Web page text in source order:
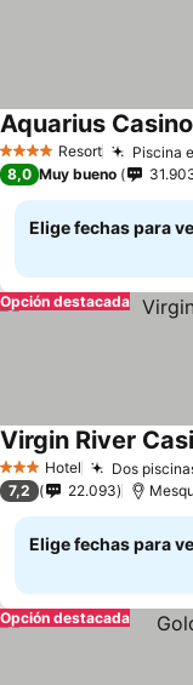
4 EstrellasResort Piscina
Aquarius
8,0 Muy bueno
Elige fechas para
Opción destacada
3 Estrellas
Hotel Dos
Virgin River
7,2 22.093
Elige fechas para
Opción destacada